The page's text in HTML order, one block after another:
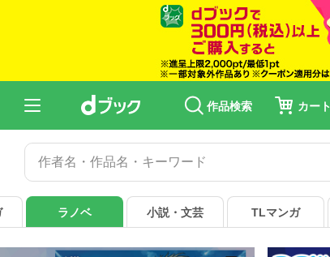
作品検索 カート
異世界に救世主として喚ばれましたが、
異世界から聖女が来るようなので
異世界転生
異世界迷宮でハーレム
異世界転生で賢者になって冒険者生活
ラノベ 小説・文芸 TLマンガ